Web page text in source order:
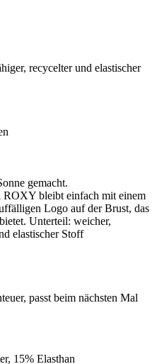
recycelter und elastischer
gemacht.
bleibt einfach mit einem
Logo auf der Brust, das
Unterteil: weicher,
elastischer Stoff
passt beim nächsten Mal
15% Elasthan